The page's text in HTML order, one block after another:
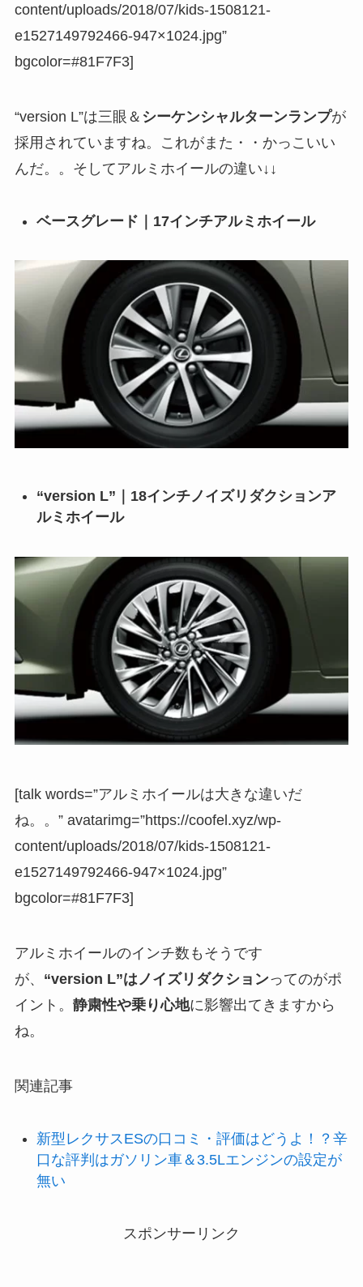
content/uploads/2018/07/kids-1508121-
e1527149792466-947×1024.jpg”
bgcolor=#81F7F3]
“version L”は三眼＆ シーケンシャルターンランプが
採用されていますね。これがまた・・かっこいい
んだ。。そしてアルミホイールの違い↓↓
ベースグレード｜17インチアルミホイール
“version L”｜18インチノイズリダクションア
ルミホイール
[talk words=”アルミホイールは大きな違いだ
ね。。” avatarimg=”https://coofel.xyz/wp-
content/uploads/2018/07/kids-1508121-
e1527149792466-947×1024.jpg”
bgcolor=#81F7F3]
アルミホイールのインチ数もそうです
が、 “version L”はノイズリダクションってのがポ
イント。 静粛性や乗り心地に影響出てきますから
ね。
関連記事
新型レクサスESの口コミ・評価はどうよ！？辛
口な評判はガソリン車＆3.5Lエンジンの設定が
無い
スポンサーリンク